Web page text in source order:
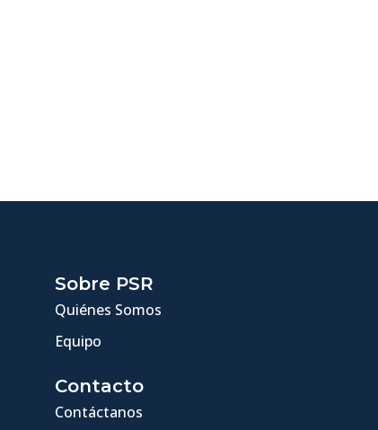
Sobre PSR
Quiénes Somos
Equipo
Contacto
Contáctanos